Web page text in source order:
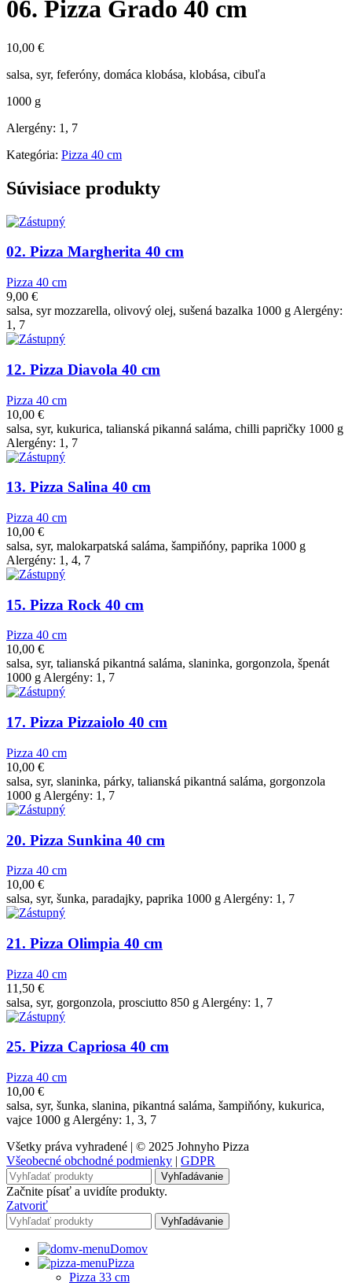
06. Pizza Grado 40 cm
10,00 €
salsa, syr, feferóny, domáca klobása, klobása, cibuľa
1000 g
Alergény: 1, 7
Kategória: Pizza 40 cm
Súvisiace produkty
02. Pizza Margherita 40 cm
Pizza 40 cm
9,00 €
salsa, syr mozzarella, olivový olej, sušená bazalka 1000 g Alergény:
1, 7
12. Pizza Diavola 40 cm
Pizza 40 cm
10,00 €
salsa, syr, kukurica, talianská pikanná saláma, chilli papričky 1000 g
Alergény: 1, 7
13. Pizza Salina 40 cm
Pizza 40 cm
10,00 €
salsa, syr, malokarpatská saláma, šampiňóny, paprika 1000 g
Alergény: 1, 4, 7
15. Pizza Rock 40 cm
Pizza 40 cm
10,00 €
salsa, syr, talianská pikantná saláma, slaninka, gorgonzola, špenát
1000 g Alergény: 1, 7
17. Pizza Pizzaiolo 40 cm
Pizza 40 cm
10,00 €
salsa, syr, slaninka, párky, talianská pikantná saláma, gorgonzola
1000 g Alergény: 1, 7
20. Pizza Sunkina 40 cm
Pizza 40 cm
10,00 €
salsa, syr, šunka, paradajky, paprika 1000 g Alergény: 1, 7
21. Pizza Olimpia 40 cm
Pizza 40 cm
11,50 €
salsa, syr, gorgonzola, prosciutto 850 g Alergény: 1, 7
25. Pizza Capriosa 40 cm
Pizza 40 cm
10,00 €
salsa, syr, šunka, slanina, pikantná saláma, šampiňóny, kukurica,
vajce 1000 g Alergény: 1, 3, 7
Všetky práva vyhradené | © 2025 Johnyho Pizza
Všeobecné obchodné podmienky | GDPR
Vyhľadávanie
Začnite písať a uvidíte produkty.
Zatvoriť
Vyhľadávanie
Domov
Pizza
Pizza 33 cm